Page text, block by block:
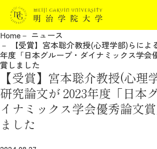
在学生の方
卒業生の方
保証人の方
企業・研究者
地域・一般の方
受験生の方
Home
ニュース
【受賞】宮本聡介教授(心理学部)らによ
年度「日本グループ・ダイナミックス学会
賞しました
【受賞】宮本聡介教授(心理
研究論文が 2023年度「日本
イナミックス学会優秀論文
ました